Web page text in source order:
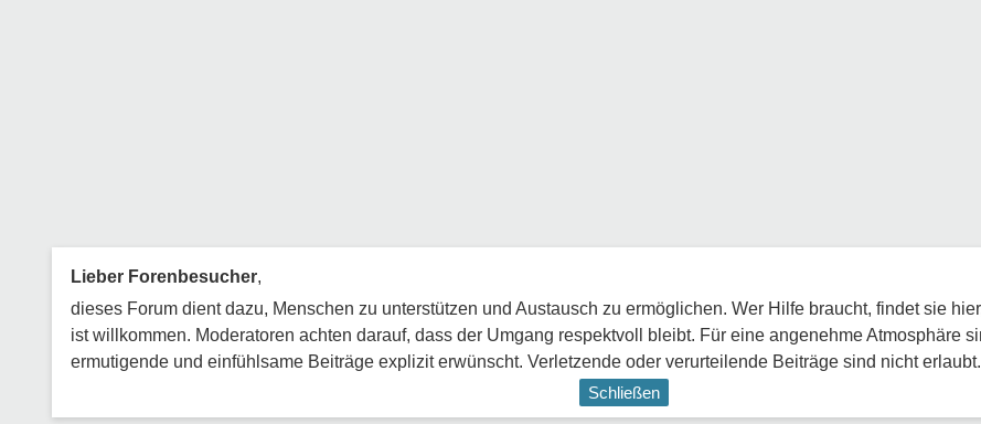
Lieber Forenbesucher,
dieses Forum dient dazu, Menschen zu unterstützen und Austausch zu ermöglichen. Wer Hilfe braucht, findet sie
ist willkommen. Moderatoren achten darauf, dass der Umgang respektvoll bleibt. Für eine angenehme Atmosphäre
ermutigende und einfühlsame Beiträge explizit erwünscht. Verletzende oder verurteilende Beiträge sind nicht erlaubt.
Schließen